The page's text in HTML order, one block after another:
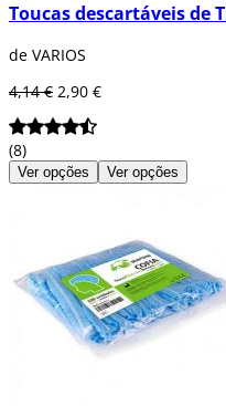
Toucas descartáveis de
de VARIOS
4,14 € 2,90 €
(8)
Ver opções Ver opções